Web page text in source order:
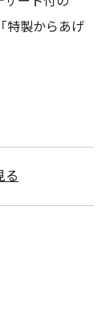
特製からあげ
る